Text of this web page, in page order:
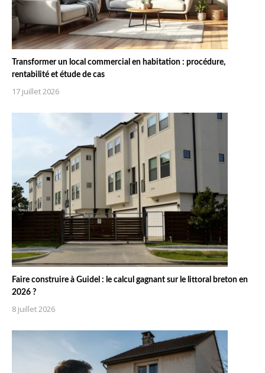
Transformer un local commercial en habitation : procédure,
rentabilité et étude de cas
17 juillet 2026
Faire construire à Guidel : le calcul gagnant sur le littoral breton en
2026 ?
8 juillet 2026